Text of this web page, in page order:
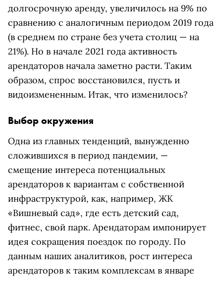
долгосрочную аренду, увеличилось на 9% по
сравнению с аналогичным периодом 2019 года
(в среднем по стране без учета столиц — на
21%). Но в начале 2021 года активность
арендаторов начала заметно расти. Таким
образом, спрос восстановился, пусть и
видоизмененным. Итак, что изменилось?
Выбор окружения
Одна из главных тенденций, вынужденно
сложившихся в период пандемии, —
смещение интереса потенциальных
арендаторов к вариантам с собственной
инфраструктурой, как, например, ЖК
«Вишневый сад», где есть детский сад,
фитнес, свой парк. Арендаторам импонирует
идея сокращения поездок по городу. По
данным наших аналитиков, рост интереса
арендаторов к таким комплексам в январе